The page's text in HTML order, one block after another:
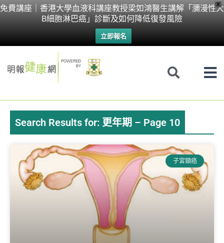
X
免費講座｜香港大學血液科講座教授梁如鴻醫生講解「瀰漫性大
B細胞淋巴癌」診斷及如何降低復發風險
立即報名
Skip
Search Results for: 更年期 – Page 10
子宮頸癌
Page PagePagePagePagePage Page